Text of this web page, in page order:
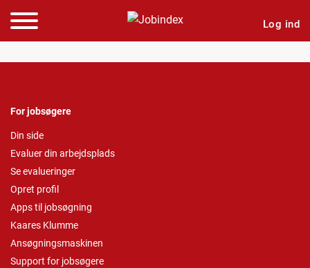
Log ind
For jobsøgere
Din side
Evaluer din arbejdsplads
Se evalueringer
Opret profil
Apps til jobsøgning
Kaares Klumme
Ansøgningsmaskinen
Support for jobsøgere